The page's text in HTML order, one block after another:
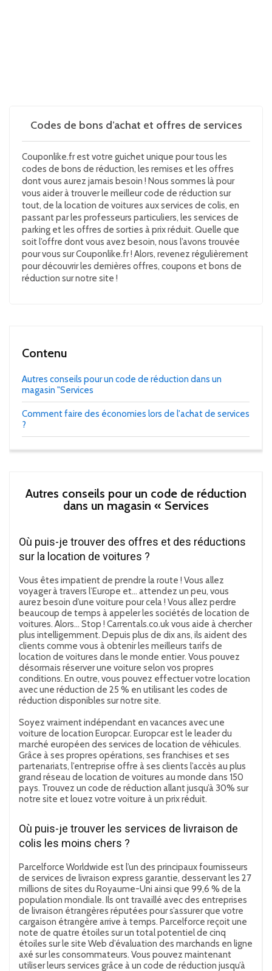
Codes de bons d’achat et offres de services
Couponlike.fr est votre guichet unique pour tous les
codes de bons de réduction, les remises et les offres
dont vous aurez jamais besoin ! Nous sommes là pour
vous aider à trouver le meilleur code de réduction sur
tout, de la location de voitures aux services de colis, en
passant par les professeurs particuliers, les services de
parking et les offres de sorties à prix réduit. Quelle que
soit l’offre dont vous avez besoin, nous l’avons trouvée
pour vous sur Couponlike.fr ! Alors, revenez régulièrement
pour découvrir les dernières offres, coupons et bons de
réduction sur notre site !
Contenu
Autres conseils pour un code de réduction dans un
magasin "Services
Comment faire des économies lors de l'achat de services
?
Autres conseils pour un code de réduction
dans un magasin « Services
Où puis-je trouver des offres et des réductions
sur la location de voitures ?
Vous êtes impatient de prendre la route ! Vous allez
voyager à travers l’Europe et… attendez un peu, vous
aurez besoin d’une voiture pour cela ! Vous allez perdre
beaucoup de temps à appeler les sociétés de location de
voitures. Alors… Stop ! Carrentals.co.uk vous aide à chercher
plus intelligemment. Depuis plus de dix ans, ils aident des
clients comme vous à obtenir les meilleurs tarifs de
location de voitures dans le monde entier. Vous pouvez
désormais réserver une voiture selon vos propres
conditions. En outre, vous pouvez effectuer votre location
avec une réduction de 25 % en utilisant les codes de
réduction disponibles sur notre site.
Soyez vraiment indépendant en vacances avec une
voiture de location Europcar. Europcar est le leader du
marché européen des services de location de véhicules.
Grâce à ses propres opérations, ses franchises et ses
partenariats, l’entreprise offre à ses clients l’accès au plus
grand réseau de location de voitures au monde dans 150
pays. Trouvez un code de réduction allant jusqu’à 30% sur
notre site et louez votre voiture à un prix réduit.
Où puis-je trouver les services de livraison de
colis les moins chers ?
Parcelforce Worldwide est l’un des principaux fournisseurs
de services de livraison express garantie, desservant les 27
millions de sites du Royaume-Uni ainsi que 99,6 % de la
population mondiale. Ils ont travaillé avec des entreprises
de livraison étrangères réputées pour s’assurer que votre
cargaison étrangère arrive à temps. Parcelforce reçoit une
note de quatre étoiles sur un total potentiel de cinq
étoiles sur le site Web d’évaluation des marchands en ligne
axé sur les consommateurs. Vous pouvez maintenant
utiliser leurs services grâce à un code de réduction jusqu’à